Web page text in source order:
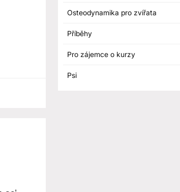
Osteodynamika pro zvířata
Příběhy
Pro zájemce o kurzy
Psi